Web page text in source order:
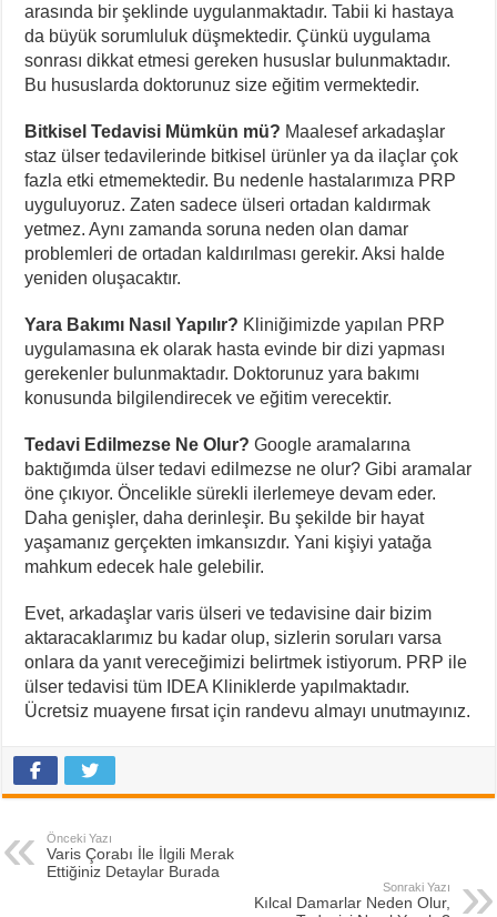
arasında bir şeklinde uygulanmaktadır. Tabii ki hastaya
da büyük sorumluluk düşmektedir. Çünkü uygulama
sonrası dikkat etmesi gereken hususlar bulunmaktadır.
Bu hususlarda doktorunuz size eğitim vermektedir.
Bitkisel Tedavisi Mümkün mü? Maalesef arkadaşlar
staz ülser tedavilerinde bitkisel ürünler ya da ilaçlar çok
fazla etki etmemektedir. Bu nedenle hastalarımıza PRP
uyguluyoruz. Zaten sadece ülseri ortadan kaldırmak
yetmez. Aynı zamanda soruna neden olan damar
problemleri de ortadan kaldırılması gerekir. Aksi halde
yeniden oluşacaktır.
Yara Bakımı Nasıl Yapılır? Kliniğimizde yapılan PRP
uygulamasına ek olarak hasta evinde bir dizi yapması
gerekenler bulunmaktadır. Doktorunuz yara bakımı
konusunda bilgilendirecek ve eğitim verecektir.
Tedavi Edilmezse Ne Olur? Google aramalarına
baktığımda ülser tedavi edilmezse ne olur? Gibi aramalar
öne çıkıyor. Öncelikle sürekli ilerlemeye devam eder.
Daha genişler, daha derinleşir. Bu şekilde bir hayat
yaşamanız gerçekten imkansızdır. Yani kişiyi yatağa
mahkum edecek hale gelebilir.
Evet, arkadaşlar varis ülseri ve tedavisine dair bizim
aktaracaklarımız bu kadar olup, sizlerin soruları varsa
onlara da yanıt vereceğimizi belirtmek istiyorum. PRP ile
ülser tedavisi tüm IDEA Kliniklerde yapılmaktadır.
Ücretsiz muayene fırsat için randevu almayı unutmayınız.
Önceki Yazı
Varis Çorabı İle İlgili Merak
Ettiğiniz Detaylar Burada
Sonraki Yazı
Kılcal Damarlar Neden Olur,